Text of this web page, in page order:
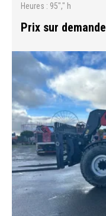
Heures
95"," h
Prix sur demande